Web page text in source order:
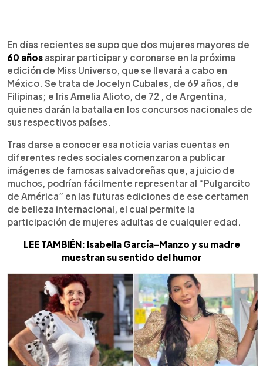
Escuchar artículo
En días recientes se supo que dos mujeres mayores de
60 años aspirar participar y coronarse en la próxima
edición de Miss Universo, que se llevará a cabo en
México. Se trata de Jocelyn Cubales, de 69 años, de
Filipinas; e Iris Amelia Alioto, de 72 , de Argentina,
quienes darán la batalla en los concursos nacionales de
sus respectivos países.
Tras darse a conocer esa noticia varias cuentas en
diferentes redes sociales comenzaron a publicar
imágenes de famosas salvadoreñas que, a juicio de
muchos, podrían fácilmente representar al “Pulgarcito
de América” en las futuras ediciones de ese certamen
de belleza internacional, el cual permite la
participación de mujeres adultas de cualquier edad.
LEE TAMBIÉN: Isabella García-Manzo y su madre
muestran su sentido del humor